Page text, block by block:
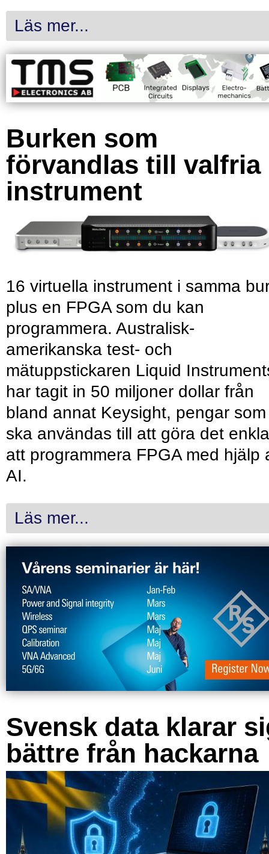
Läs mer...
Burken som
förvandlas till valfria
instrument
16 virtuella instrument i samma
plus en FPGA som du kan
programmera. Australisk-
amerikanska test- och
mätuppstickaren Liquid
har tagit in 50 miljoner dollar från
bland annat Keysight, pengar som
ska användas till att göra det
att programmera FPGA med hjälp
AI.
Läs mer...
Svensk data klarar
bättre från hackarna